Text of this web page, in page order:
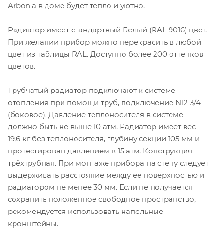
Аrbonia в доме будет тепло и уютно.
Радиатор имеет стандартный Белый (RAL 9016) цвет.
При желании прибор можно перекрасить в любой
цвет из таблицы RAL. Доступно более 200 оттенков
цветов.
Трубчатый радиатор подключают к системе
отопления при помощи труб, подключение N12 3/4''
(боковое). Давление теплоносителя в системе
должно быть не выше 10 атм. Радиатор имеет вес
19,6 кг без теплоносителя, глубину секции 105 мм и
протестирован давлением в 15 атм. Конструкция
трёхтрубная. При монтаже прибора на стену следует
выдерживать расстояние между ее поверхностью и
радиатором не менее 30 мм. Если не получается
сохранить положенное свободное пространство,
рекомендуется использовать напольные
кронштейны.